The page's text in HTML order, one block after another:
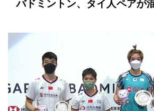
バドミントン、タイ人ペアが